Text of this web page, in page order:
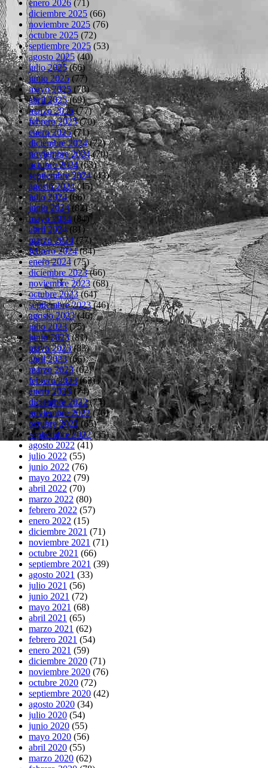
enero 2026 (71)
diciembre 2025 (66)
noviembre 2025 (76)
octubre 2025 (72)
septiembre 2025 (53)
agosto 2025(40)
julio 2025(66)
junio 2025(77)
mayo 2025(78)
abril 2025(69)
marzo 2025(77)
febrero 2025(70)
enero 2025(71)
diciembre 2024(72)
noviembre 2024(70)
octubre 2024(63)
septiembre 2024(43)
agosto 2024(45)
julio 2024(66)
junio 2024(82)
mayo 2024(84)
abril 2024(81)
marzo 2024(77)
febrero 2024(84)
enero 2024(75)
diciembre 2023(66)
noviembre 2023(68)
octubre 2023(64)
septiembre 2023(46)
agosto 2023(46)
julio 2023(75)
junio 2023(81)
mayo 2023(83)
abril 2023(66)
marzo 2023(62)
febrero 2023(63)
enero 2023 (74)
diciembre 2022(73)
noviembre 2022(76)
octubre 2022(65)
septiembre 2022(35)
agosto 2022 (41)
julio 2022 (55)
junio 2022 (76)
mayo 2022 (79)
abril 2022 (70)
marzo 2022 (80)
febrero 2022 (57)
enero 2022 (15)
diciembre 2021 (71)
noviembre 2021 (71)
octubre 2021 (66)
septiembre 2021 (39)
agosto 2021 (33)
julio 2021 (56)
junio 2021 (72)
mayo 2021 (68)
abril 2021 (65)
marzo 2021 (62)
febrero 2021 (54)
enero 2021 (59)
diciembre 2020 (71)
noviembre 2020 (76)
octubre 2020 (72)
septiembre 2020 (42)
agosto 2020 (34)
julio 2020 (54)
junio 2020 (55)
mayo 2020 (56)
abril 2020 (55)
marzo 2020 (62)